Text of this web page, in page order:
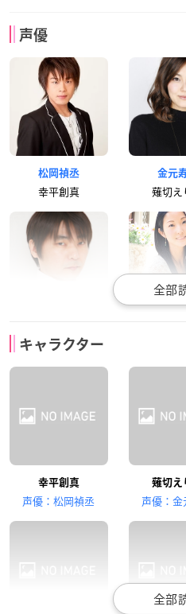
声優
松岡禎丞
幸平創真
金元
薙切え
司 瑛士
櫻井孝宏
一色 慧
キャラクター
幸平創真
声優：松岡禎丞
薙切え
声優：